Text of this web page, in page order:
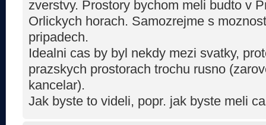
zverstvy. Prostory bychom meli budto v
Orlickych horach. Samozrejme s
pripadech.
Idealni cas by byl nekdy mezi svatky,
prazskych prostorach trochu rusno
kancelar).
Jak byste to videli, popr. jak byste meli